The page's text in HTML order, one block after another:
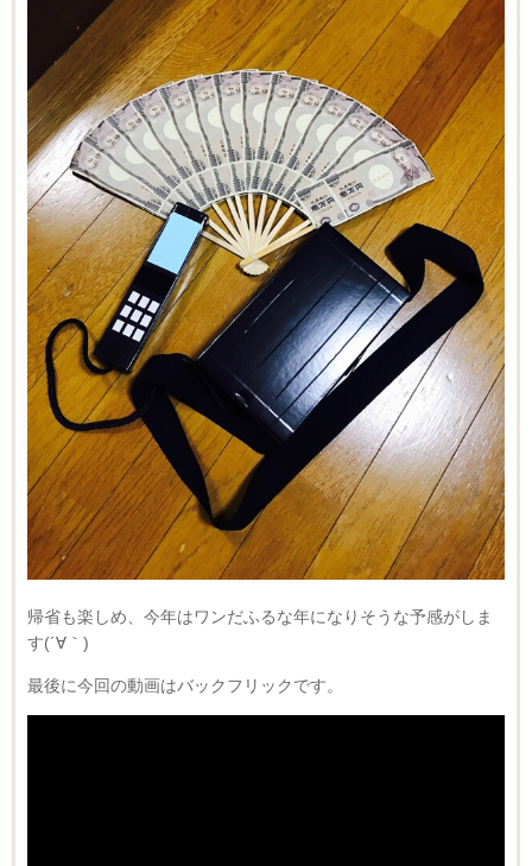
帰省も楽しめ、今年はワンだふるな年になりそうな予感がしま
す(´∀｀)
最後に今回の動画はバックフリックです。